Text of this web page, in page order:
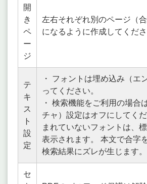
開
き
ペ
ー
ジ
左右それぞれ別のページ（合
になるように作成してくださ
テ
キ
ス
ト
設
定
・ フォントは埋め込み（エ
ってください。
・ 検索機能をご利用の場合
チャ）設定はオフにしてく
まれていないフォントは、
表示されます。 本文で合字
検索結果にズレが生じます。
セ